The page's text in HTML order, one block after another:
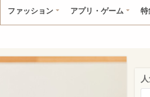
ファッション アプリ・ゲーム 特